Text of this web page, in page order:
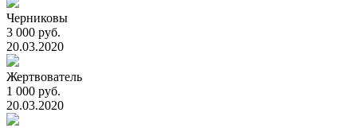
Черниковы
3 000 руб.
20.03.2020
Жертвователь
1 000 руб.
20.03.2020